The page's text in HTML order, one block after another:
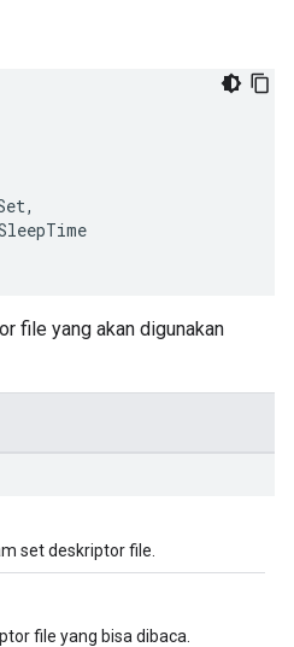
file yang akan digunakan
set deskriptor file.
file yang bisa dibaca.